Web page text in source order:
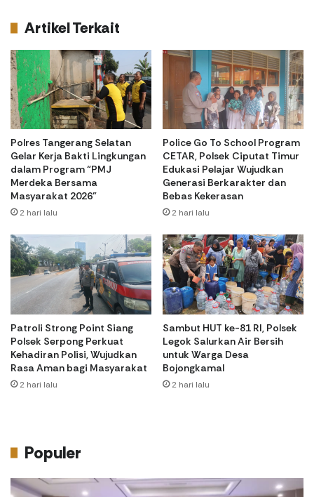
Artikel Terkait
Polres Tangerang Selatan
Gelar Kerja Bakti Lingkungan
dalam Program “PMJ
Merdeka Bersama
Masyarakat 2026”
2 hari lalu
Police Go To School Program
CETAR, Polsek Ciputat Timur
Edukasi Pelajar Wujudkan
Generasi Berkarakter dan
Bebas Kekerasan
2 hari lalu
Patroli Strong Point Siang
Polsek Serpong Perkuat
Kehadiran Polisi, Wujudkan
Rasa Aman bagi Masyarakat
2 hari lalu
Sambut HUT ke-81 RI, Polsek
Legok Salurkan Air Bersih
untuk Warga Desa
Bojongkamal
2 hari lalu
Populer